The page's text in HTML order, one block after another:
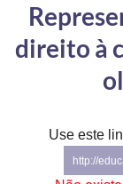
Controladoria-Geral da
Secretaria de Governo
Gabinete de Segurança
direito à
Use este
http://